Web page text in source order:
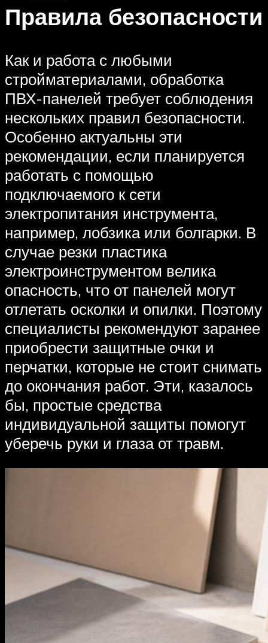
Правила безопасности
Как и работа с любыми
стройматериалами, обработка
ПВХ-панелей требует соблюдения
нескольких правил безопасности.
Особенно актуальны эти
рекомендации, если планируется
работать с помощью
подключаемого к сети
электропитания инструмента,
например, лобзика или болгарки. В
случае резки пластика
электроинструментом велика
опасность, что от панелей могут
отлетать осколки и опилки. Поэтому
специалисты рекомендуют заранее
приобрести защитные очки и
перчатки, которые не стоит снимать
до окончания работ. Эти, казалось
бы, простые средства
индивидуальной защиты помогут
уберечь руки и глаза от травм.